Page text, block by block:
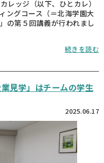
レッジ（以下、ひとカレ）
ングコース（＝北海学園大
の第５回講義が行われまし
続きを読む
見学」はチームの学生
2025.06.17